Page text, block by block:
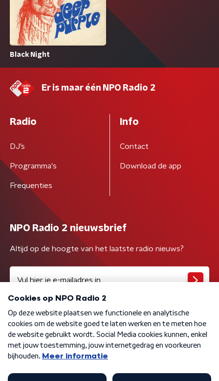
Black Night
Er is maar één NPO Radio 2
Radio
DJ’s
Programma's
Frequenties
Info
Contact
Download de app
NPO Radio 2 nieuwsbrief
Altijd op de hoogte van het laatste radio nieuws?
Algemene voorwaarden